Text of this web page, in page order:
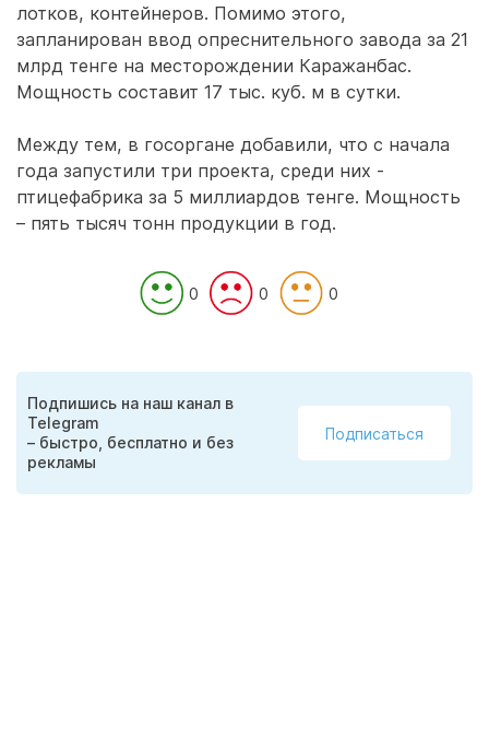
лотков, контейнеров. Помимо этого,
запланирован ввод опреснительного завода за 21
млрд тенге на месторождении Каражанбас.
Мощность составит 17 тыс. куб. м в сутки.
Между тем, в госоргане добавили, что с начала
года запустили три проекта, среди них -
птицефабрика за 5 миллиардов тенге. Мощность
– пять тысяч тонн продукции в год.
0 0 0
Подпишись на наш канал в
Telegram
– быстро, бесплатно и без
рекламы
Подписаться